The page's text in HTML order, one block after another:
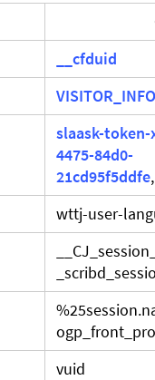
__cfduid
slaask-token-
4475-84d0-
21cd95f5ddfe
wttj-user-
vuid